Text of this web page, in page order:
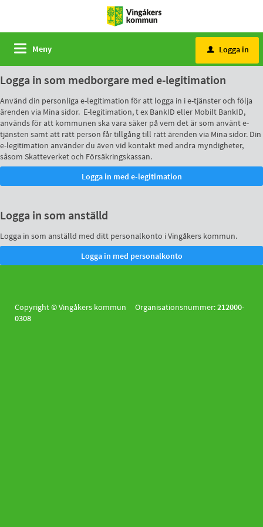
Meny u Logga in
Logga in som medborgare med e-legitimation
Använd din personliga e-legitimation för att logga in i e-tjänster och följa
ärenden via Mina sidor. E-legitimation, t ex BankID eller Mobilt BankID,
används för att kommunen ska vara säker på vem det är som använt e-
tjänsten samt att rätt person får tillgång till rätt ärenden via Mina sidor. Din
e-legitimation använder du även vid kontakt med andra myndigheter,
såsom Skatteverket och Försäkringskassan.
Logga in som anställd
Logga in som anställd med ditt personalkonto i Vingåkers kommun.
Copyright © Vingåkers kommun Organisationsnummer:212000-
0308